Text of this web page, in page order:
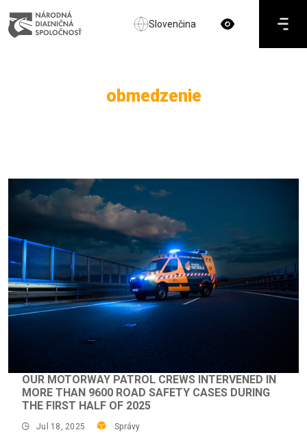
Slovenčina
obmedzenie
OUR MOTORWAY PATROL CREWS INTERVENED IN
MORE THAN 9600 ROAD SAFETY CASES DURING
THE FIRST HALF OF 2025
Jul 18, 2025 Správy